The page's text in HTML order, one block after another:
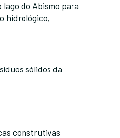
lago do Abismo para
hidrológico,
sólidos da
construtivas